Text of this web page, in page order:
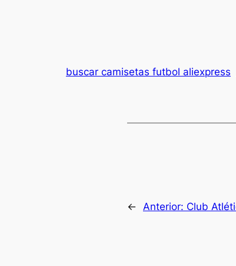
buscar camisetas futbol aliexpress
← Anterior: Club